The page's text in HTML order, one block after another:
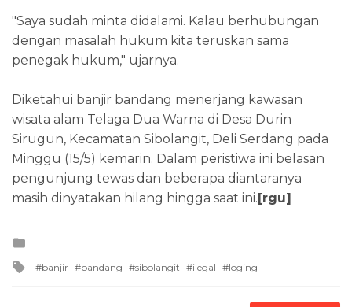
"Saya sudah minta didalami. Kalau berhubungan
dengan masalah hukum kita teruskan sama
penegak hukum," ujarnya.
Diketahui banjir bandang menerjang kawasan
wisata alam Telaga Dua Warna di Desa Durin
Sirugun, Kecamatan Sibolangit, Deli Serdang pada
Minggu (15/5) kemarin. Dalam peristiwa ini belasan
pengunjung tewas dan beberapa diantaranya
masih dinyatakan hilang hingga saat ini. [rgu]
Tagged
banjir bandang sibolangit ilegal loging